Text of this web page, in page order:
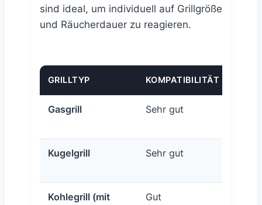
sind ideal, um individuell auf Grillgröße
und Räucherdauer zu reagieren.
GRILLTYP KOMPATIBILITÄT
Gasgrill Sehr gut
Kugelgrill Sehr gut
Kohlegrill (mit
Gut